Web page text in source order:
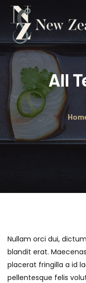
All
Nullam orci dui,
blandit erat.
placerat fringilla a id
pellentesque felis